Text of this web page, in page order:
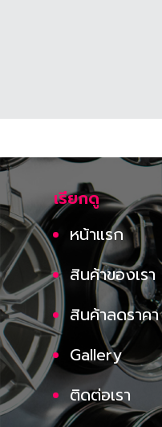
เรียกดู
หน้าแรก
สินค้าของเรา
สินค้าลดราคา
Gallery
ติดต่อเรา